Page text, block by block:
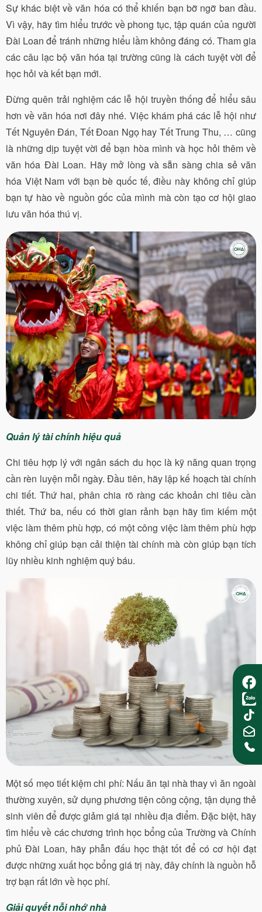
Sự khác biệt về văn hóa có thể khiến bạn bỡ ngỡ ban đầu.
Vì vậy, hãy tìm hiểu trước về phong tục, tập quán của người
Đài Loan để tránh những hiểu lầm không đáng có. Tham gia
các câu lạc bộ văn hóa tại trường cũng là cách tuyệt vời để
học hỏi và kết bạn mới.
Đừng quên trải nghiệm các lễ hội truyền thống để hiểu sâu
hơn về văn hóa nơi đây nhé. Việc khám phá các lễ hội như
Tết Nguyên Đán, Tết Đoan Ngọ hay Tết Trung Thu, … cũng
là những dịp tuyệt vời để bạn hòa mình và học hỏi thêm về
văn hóa Đài Loan. Hãy mở lòng và sẵn sàng chia sẻ văn
hóa Việt Nam với bạn bè quốc tế, điều này không chỉ giúp
bạn tự hào về nguồn gốc của mình mà còn tạo cơ hội giao
lưu văn hóa thú vị.
Quản lý tài chính hiệu quả
Chi tiêu hợp lý với ngân sách du học là kỹ năng quan trọng
cần rèn luyện mỗi ngày. Đầu tiên, hãy lập kế hoạch tài chính
chi tiết. Thứ hai, phân chia rõ ràng các khoản chi tiêu cần
thiết. Thứ ba, nếu có thời gian rảnh bạn hãy tìm kiếm một
việc làm thêm phù hợp, có một công việc làm thêm phù hợp
không chỉ giúp bạn cải thiện tài chính mà còn giúp bạn tích
lũy nhiều kinh nghiệm quý báu.
Một số mẹo tiết kiệm chi phí: Nấu ăn tại nhà thay vì ăn ngoài
thường xuyên, sử dụng phương tiện công cộng, tận dụng thẻ
sinh viên để được giảm giá tại nhiều địa điểm. Đặc biệt, hãy
tìm hiểu về các chương trình học bổng của Trường và Chính
phủ Đài Loan, hãy phẫn đấu học thật tốt để có cơ hội đạt
được những xuất học bổng giá trị này, đây chính là nguồn hỗ
trợ bạn rất lớn về học phí.
Giải quyết nỗi nhớ nhà